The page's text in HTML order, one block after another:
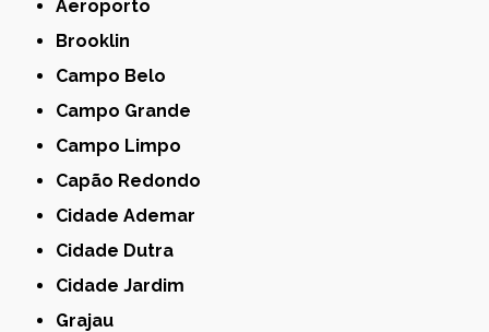
Aeroporto
Brooklin
Campo Belo
Campo Grande
Campo Limpo
Capão Redondo
Cidade Ademar
Cidade Dutra
Cidade Jardim
Grajau